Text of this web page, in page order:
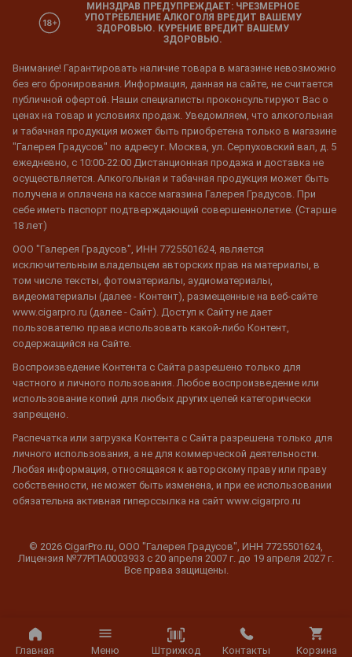
Главная Меню Штрихкод Контакты Корзина
МИНЗДРАВ ПРЕДУПРЕЖДАЕТ: ЧРЕЗМЕРНОЕ
УПОТРЕБЛЕНИЕ АЛКОГОЛЯ ВРЕДИТ ВАШЕМУ
ЗДОРОВЬЮ. КУРЕНИЕ ВРЕДИТ ВАШЕМУ
ЗДОРОВЬЮ.
Внимание! Гарантировать наличие товара в магазине невозможно
без его бронирования. Информация, данная на сайте, не считается
публичной офертой. Наши специалисты проконсультируют Вас о
ценах на товар и условиях продаж. Уведомляем, что алкогольная
и табачная продукция может быть приобретена только в магазине
"Галерея Градусов" по адресу г. Москва, ул. Серпуховский вал, д. 5
ежедневно, с 10:00-22:00 Дистанционная продажа и доставка не
осуществляется. Алкогольная и табачная продукция может быть
получена и оплачена на кассе магазина Галерея Градусов. При
себе иметь паспорт подтверждающий совершеннолетие. (Старше
18 лет)
ООО "Галерея Градусов", ИНН 7725501624, является
исключительным владельцем авторских прав на материалы, в
том числе тексты, фотоматериалы, аудиоматериалы,
видеоматериалы (далее - Контент), размещенные на веб-сайте
www.cigarpro.ru (далее - Сайт). Доступ к Сайту не дает
пользователю права использовать какой-либо Контент,
содержащийся на Сайте.
Воспроизведение Контента с Сайта разрешено только для
частного и личного пользования. Любое воспроизведение или
использование копий для любых других целей категорически
запрещено.
Распечатка или загрузка Контента с Сайта разрешена только для
личного использования, а не для коммерческой деятельности.
Любая информация, относящаяся к авторскому праву или праву
собственности, не может быть изменена, и при ее использовании
обязательна активная гиперссылка на сайт www.cigarpro.ru
© 2026 CigarPro.ru, ООО "Галерея Градусов", ИНН 7725501624,
Лицензия №77РПА0003933 c 20 апреля 2007 г. до 19 апреля 2027 г.
Все права защищены.